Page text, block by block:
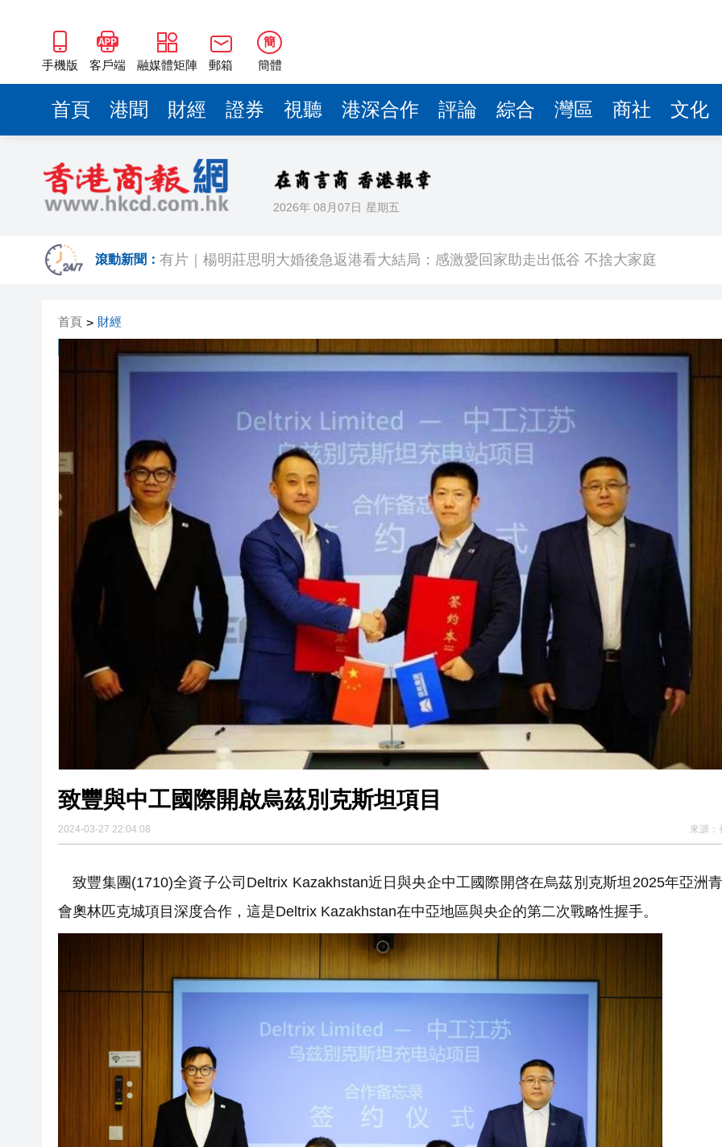
手機版 客戶端 融媒體矩陣 郵箱
簡
簡體
首頁 港聞 財經 證券 視聽 港深合作 評論 綜合 灣區 商社 文化
2026年 08月07日 星期五
滾動新聞： 有片｜楊明莊思明大婚後急返港看大結局：感激愛回家助走出低谷 不捨大家庭
有片丨【《愛回家》迎大結局】銀髮男團「大四喜」：十年深厚情誼 有歡亦有淚 緬懷
社署籲市民提防偽冒社署通訊程式賬戶
李家超：鼓勵保險業開發跨境產品 便利灣區居民
首頁 > 財經
致豐與中工國際開啟烏茲別克斯坦項目
2024-03-27 22:04:08 來源：
致豐集團(1710)全資子公司Deltrix Kazakhstan近日與央企中工國際開啓在烏茲別克斯坦2025年亞洲
會奧林匹克城項目深度合作，這是Deltrix Kazakhstan在中亞地區與央企的第二次戰略性握手。